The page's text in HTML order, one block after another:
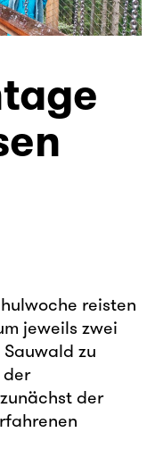
reisten
jeweils zwei
zu
der
der